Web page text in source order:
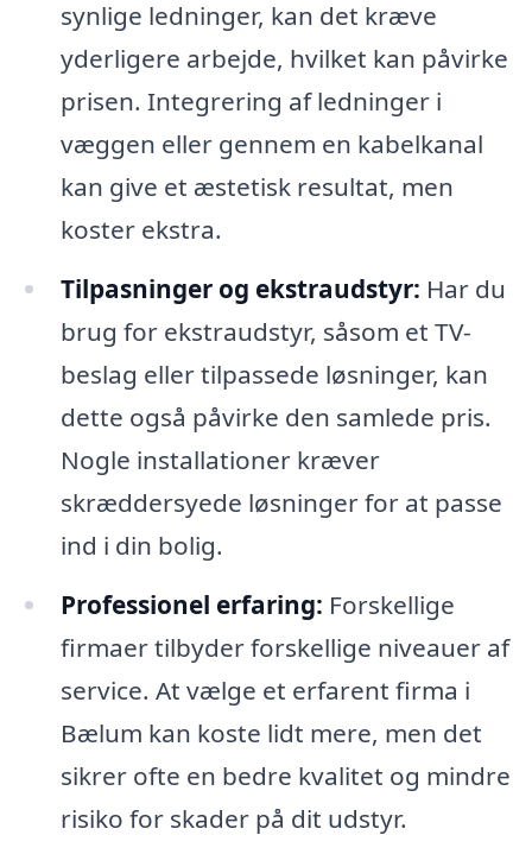
synlige ledninger, kan det kræve
yderligere arbejde, hvilket kan påvirke
prisen. Integrering af ledninger i
væggen eller gennem en kabelkanal
kan give et æstetisk resultat, men
koster ekstra.
Tilpasninger og ekstraudstyr: Har du
brug for ekstraudstyr, såsom et TV-
beslag eller tilpassede løsninger, kan
dette også påvirke den samlede pris.
Nogle installationer kræver
skræddersyede løsninger for at passe
ind i din bolig.
Professionel erfaring: Forskellige
firmaer tilbyder forskellige niveauer af
service. At vælge et erfarent firma i
Bælum kan koste lidt mere, men det
sikrer ofte en bedre kvalitet og mindre
risiko for skader på dit udstyr.